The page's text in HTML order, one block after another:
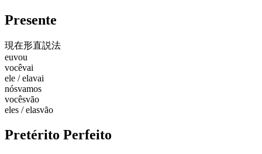
Presente
現在形直説法
euvou
vocêvai
ele / elavai
nósvamos
vocêsvão
eles / elasvão
Pretérito Perfeito